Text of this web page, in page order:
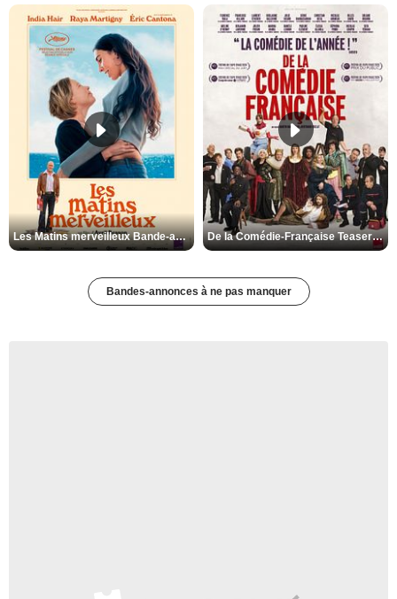
Les Matins merveilleux Bande-annonce VF De la Comédie-Française Teaser VF
Bandes-annonces à ne pas manquer